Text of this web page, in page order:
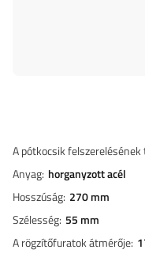
A pótkocsik felszerelésének
Anyag horganyzott acél
Hosszúság 270 mm
Szélesség 55 mm
A rögzítőfuratok átmérője